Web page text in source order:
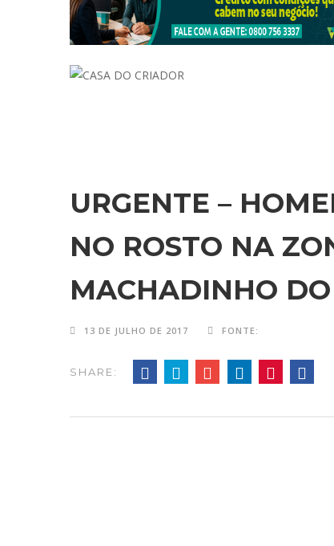
URGENTE –
NO ROSTO NA
MACHADINHO DO
13 DE JULHO DE 2017 FONTE:
SHARE: